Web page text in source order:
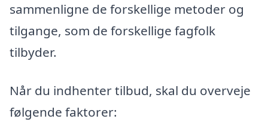
sammenligne de forskellige metoder og
tilgange, som de forskellige fagfolk
tilbyder.
Når du indhenter tilbud, skal du overveje
følgende faktorer: